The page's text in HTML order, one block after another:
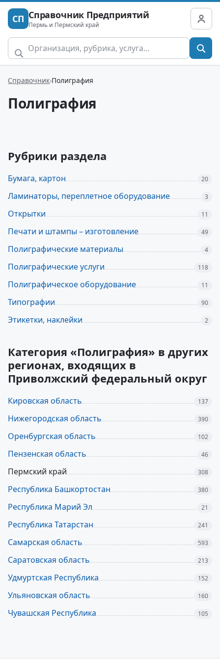
СП Справочник Предприятий
Пермь и Пермский край
Справочник Полиграфия
Полиграфия
Рубрики раздела
Бумага, картон 20
Ламинаторы, переплетное оборудование 3
Открытки 11
Печати и штампы – изготовление 49
Полиграфические материалы 4
Полиграфические услуги 118
Полиграфическое оборудование 11
Типографии 90
Этикетки, наклейки 2
Категория «Полиграфия» в других
регионах, входящих в
Приволжский федеральный округ
Кировская область 137
Нижегородская область 390
Оренбургская область 102
Пензенская область 46
Пермский край 308
Республика Башкортостан 380
Республика Марий Эл 21
Республика Татарстан 241
Самарская область 593
Саратовская область 213
Удмуртская Республика 152
Ульяновская область 160
Чувашская Республика 105